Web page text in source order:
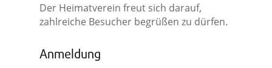
Der Heimatverein freut sich darauf,
zahlreiche Besucher begrüßen zu dürfen.
Anmeldung